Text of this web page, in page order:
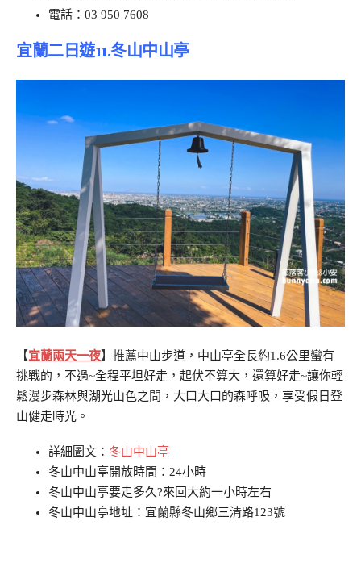
電話：03 950 7608
宜蘭二日遊11.冬山中山亭
【宜蘭兩天一夜】推薦中山步道，中山亭全長約1.6公里蠻有
挑戰的，不過~全程平坦好走，起伏不算大，還算好走~讓你輕
鬆漫步森林與湖光山色之間，大口大口的森呼吸，享受假日登
山健走時光。
詳細圖文： 冬山中山亭
冬山中山亭開放時間：24小時
冬山中山亭要走多久?來回大約一小時左右
冬山中山亭地址：宜蘭縣冬山鄉三清路123號